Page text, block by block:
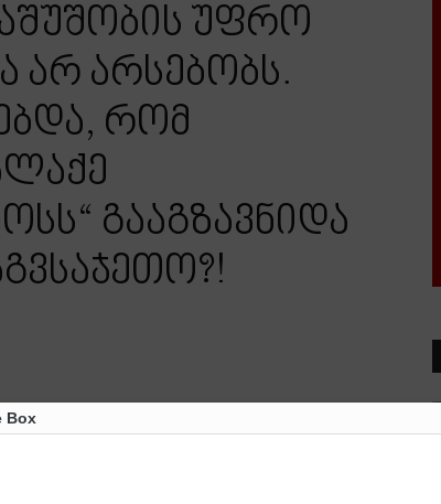
უფრო
არ არსებობს.
რომ
გააგზავნიდა
Box